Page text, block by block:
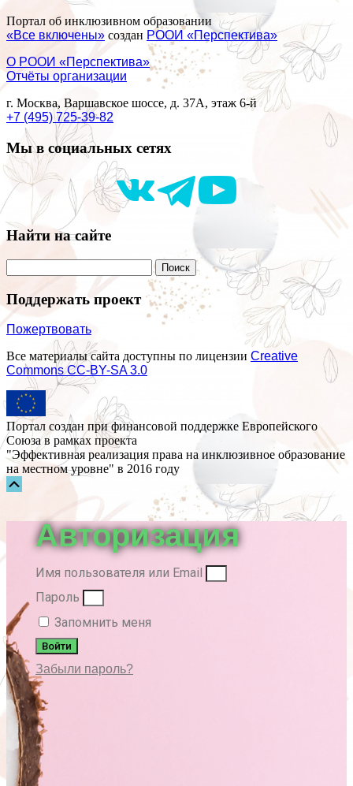
Портал об инклюзивном образовании
«Все включены» создан РООИ «Перспектива»
О РООИ «Перспектива»
Отчёты организации
г. Москва, Варшавское шоссе, д. 37А, этаж 6-й
+7 (495) 725-39-82
Мы в социальных сетях
Найти на сайте
Поддержать проект
Пожертвовать
Все материалы сайта доступны по лицензии Creative
Commons СС-BY-SA 3.0
Портал создан при финансовой поддержке Европейского
Союза в рамках проекта
"Эффективная реализация права на инклюзивное образование
на местном уровне" в 2016 году
Прокрутка
Авторизация
Имя пользователя или Email
Пароль
Запомнить меня
Войти
Забыли пароль?